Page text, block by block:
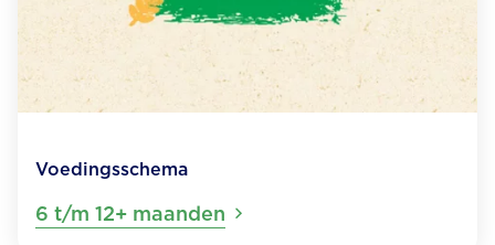
Voedingsschema
6 t/m 12+ maanden